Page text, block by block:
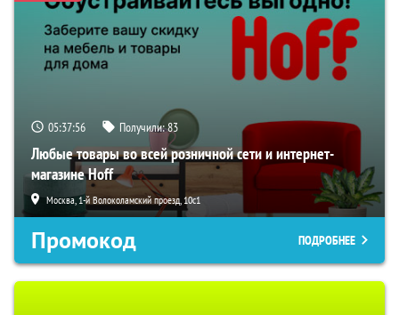
05:37:55 Получили:83
Любые товары во всей розничной сети и интернет-
магазине Hoff
Москва, 1-й Волоколамский проезд, 10с1
Промокод ПОДРОБНЕЕ